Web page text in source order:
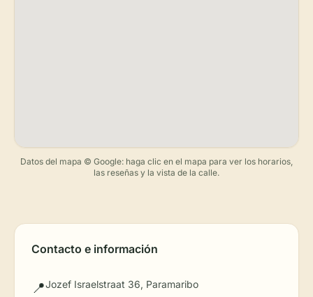
Datos del mapa © Google: haga clic en el mapa para ver los horarios,
las reseñas y la vista de la calle.
Contacto e información
📍Jozef Israelstraat 36, Paramaribo